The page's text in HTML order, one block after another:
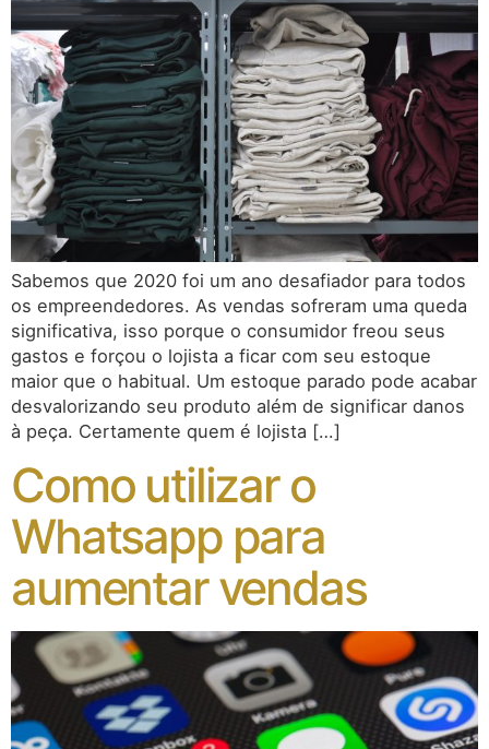
Sabemos que 2020 foi um ano desafiador para todos
os empreendedores. As vendas sofreram uma queda
significativa, isso porque o consumidor freou seus
gastos e forçou o lojista a ficar com seu estoque
maior que o habitual. Um estoque parado pode acabar
desvalorizando seu produto além de significar danos
à peça. Certamente quem é lojista […]
Como utilizar o
Whatsapp para
aumentar vendas